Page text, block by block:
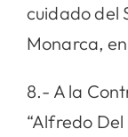
cuidado del
Monarca,
8.- A la
“Alfredo